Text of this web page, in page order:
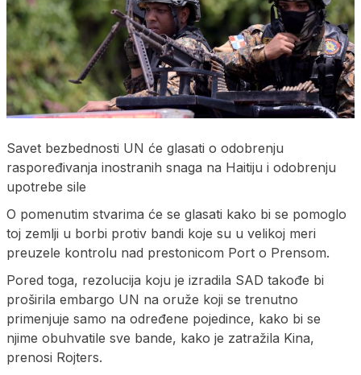
Savet bezbednosti UN će glasati o odobrenju
raspoređivanja inostranih snaga na Haitiju i odobrenju
upotrebe sile
O pomenutim stvarima će se glasati kako bi se pomoglo
toj zemlji u borbi protiv bandi koje su u velikoj meri
preuzele kontrolu nad prestonicom Port o Prensom.
Pored toga, rezolucija koju je izradila SAD takođe bi
proširila embargo UN na oruže koji se trenutno
primenjuje samo na određene pojedince, kako bi se
njime obuhvatile sve bande, kako je zatražila Kina,
prenosi Rojters.